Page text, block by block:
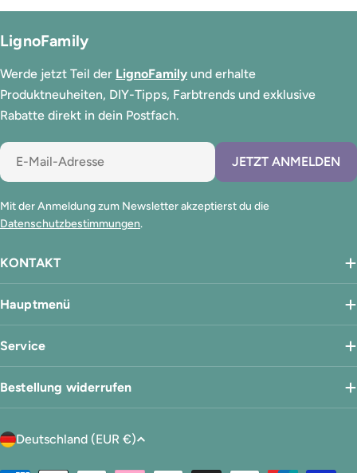
KONTAKT
Hauptmenü
Service
LignoFamily
Werde jetzt Teil der LignoFamily und erhalte
Produktneuheiten, DIY-Tipps, Farbtrends und exklusive
Rabatte direkt in dein Postfach.
E-
Mail
JETZT ANMELDEN
Mit der Anmeldung zum Newsletter akzeptierst du die
Datenschutzbestimmungen.
Bestellung widerrufen
L
Deutschland (EUR €)